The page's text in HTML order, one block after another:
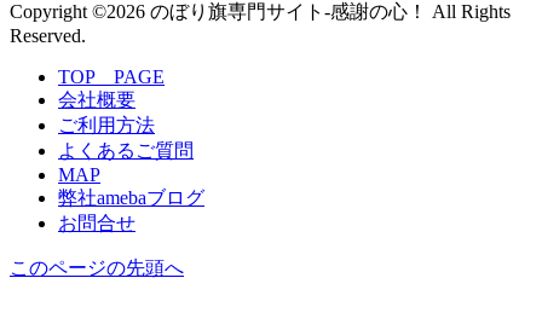
Copyright ©2026 のぼり旗専門サイト-感謝の心！ All Rights
Reserved.
TOP PAGE
会社概要
ご利用方法
よくあるご質問
MAP
弊社amebaブログ
お問合せ
このページの先頭へ